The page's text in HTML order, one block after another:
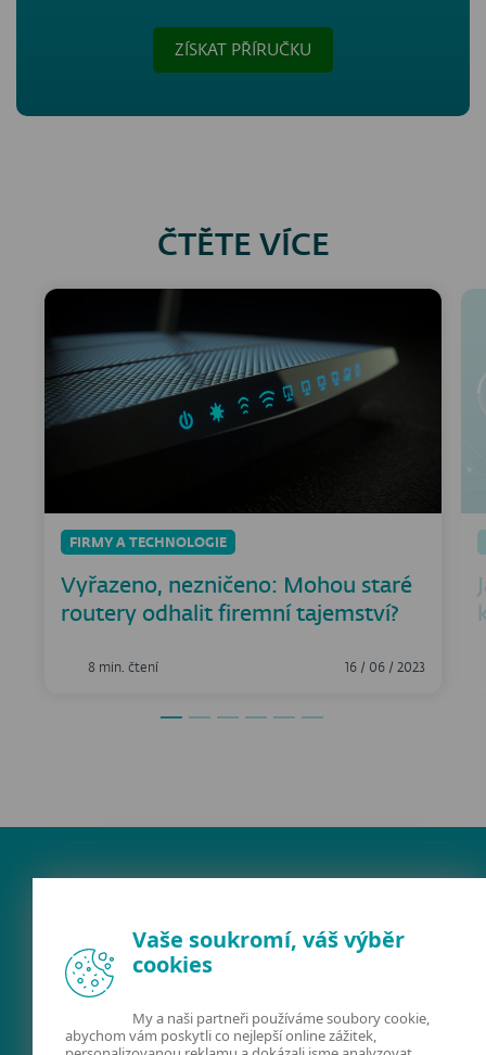
ZÍSKAT PŘÍRUČKU
ČTĚTE VÍCE
FIRMY A TECHNOLOGIE
Vyřazeno, nezničeno: Mohou staré
routery odhalit firemní tajemství?
8 min. čtení 16 / 06 / 2023
FACEBOOK
X LINKEDIN
Vaše soukromí, váš výběr
cookies
My a naši partneři používáme soubory cookie,
abychom vám poskytli co nejlepší online zážitek,